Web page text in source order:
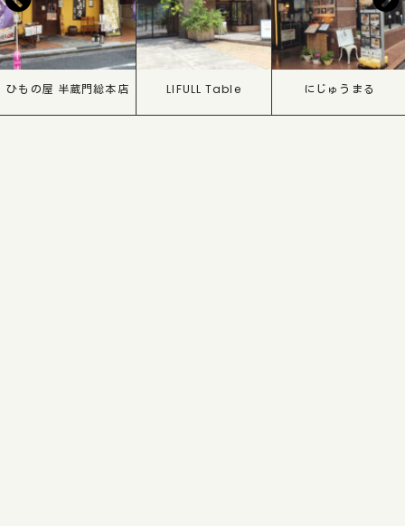
ひもの屋 半蔵門総本店 LIFULL Table にじゅうまる